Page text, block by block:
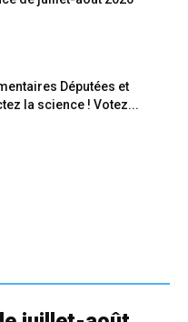
Députées et
la science ! Votez...